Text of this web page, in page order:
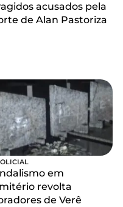
acusados pela
de Alan Pastoriza
em
revolta
de Verê